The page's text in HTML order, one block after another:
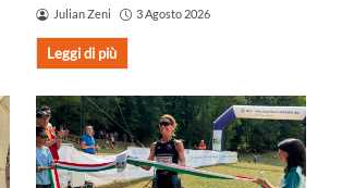
Julian Zeni 3 Agosto 2026
Leggi di più